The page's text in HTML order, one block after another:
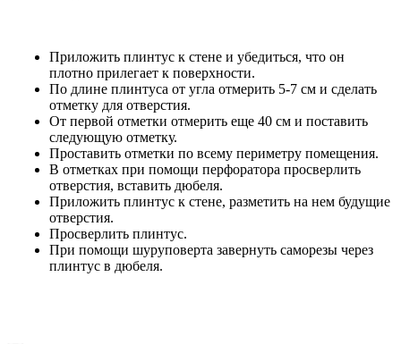
Приложить плинтус к стене и убедиться, что он
плотно прилегает к поверхности.
По длине плинтуса от угла отмерить 5-7 см и сделать
отметку для отверстия.
От первой отметки отмерить еще 40 см и поставить
следующую отметку.
Проставить отметки по всему периметру помещения.
В отметках при помощи перфоратора просверлить
отверстия, вставить дюбеля.
Приложить плинтус к стене, разметить на нем будущие
отверстия.
Просверлить плинтус.
При помощи шуруповерта завернуть саморезы через
плинтус в дюбеля.